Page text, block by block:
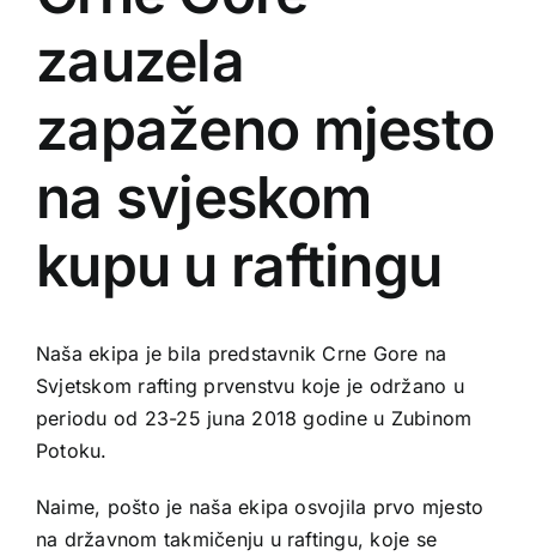
zauzela
zapaženo mjesto
na svjeskom
kupu u raftingu
Naša ekipa je bila predstavnik Crne Gore na
Svjetskom rafting prvenstvu koje je održano u
periodu od 23-25 juna 2018 godine u Zubinom
Potoku.
Naime, pošto je naša ekipa osvojila prvo mjesto
na državnom takmičenju u raftingu, koje se